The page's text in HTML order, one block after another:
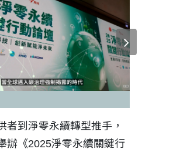
者到淨零永續轉型推手，
辦《2025淨零永續關鍵行